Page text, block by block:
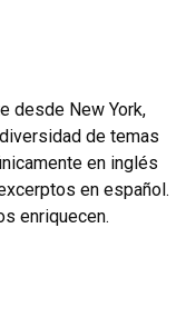
desde New York,
de temas
en inglés
en español.
enriquecen.